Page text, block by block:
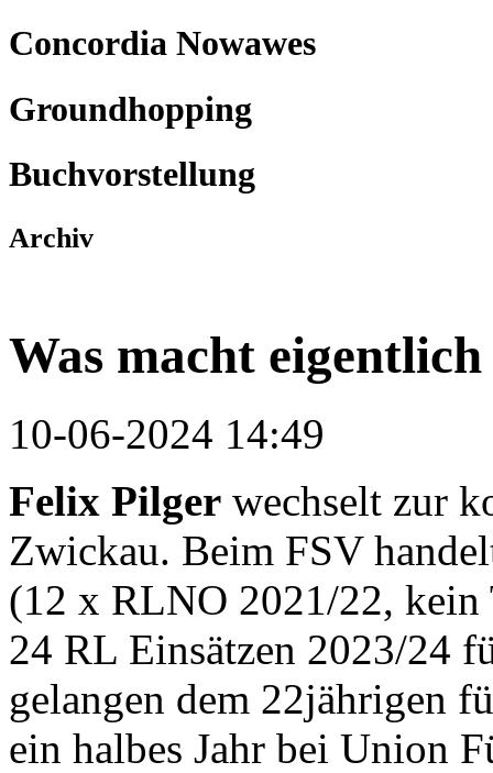
Concordia Nowawes
Groundhopping
Buchvorstellung
Archiv
Was macht
10-06-2024 14:49
Felix Pilger wechselt zur
Zwickau. Beim FSV
(12 x RLNO 2021/22, kein
24 RL Einsätzen 2023/24
gelangen dem 22jährigen
ein halbes Jahr bei Union